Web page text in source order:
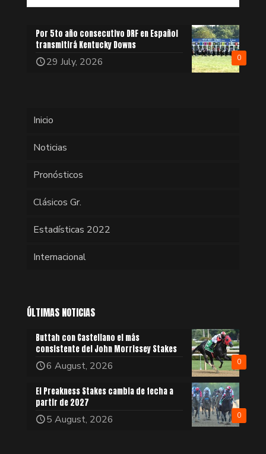
0
Por 5to año consecutivo DRF en Español
transmitirá Kentucky Downs
29 July, 2026
Inicio
Noticias
Pronósticos
Clásicos Gr.
Estadísticas 2022
Internacional
ÚLTIMAS NOTICIAS
0
Buttah con Castellano el más
consistente del John Morrissey Stakes
6 August, 2026
0
El Preakness Stakes cambia de fecha a
partir de 2027
5 August, 2026